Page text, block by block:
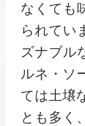
なくても
られてい
ズナブル
ルネ・ソ
ては土壌
とも多く